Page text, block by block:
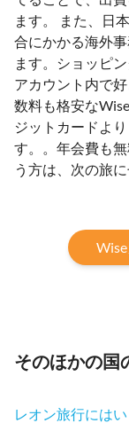
ます。 また、日
合にかかる海外
ます。ショッピ
アカウント内で
数料も格安な
ジットカードよ
す。。年会費も
う方は、次の旅
そのほかの国
レオン旅行には